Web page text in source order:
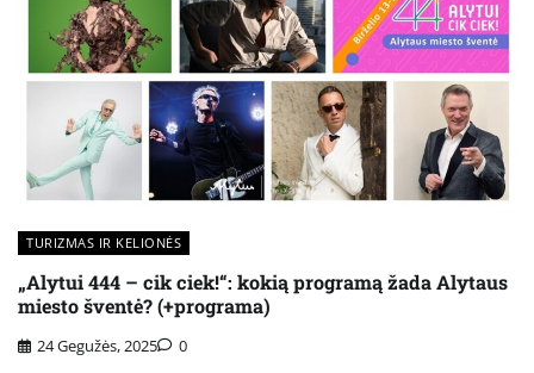
TURIZMAS IR KELIONĖS
„Alytui 444 – cik ciek!“: kokią programą žada Alytaus
miesto šventė? (+programa)
24 Gegužės, 2025 0